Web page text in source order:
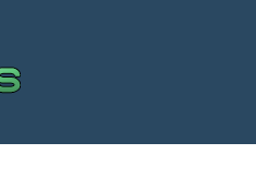
limpios
puntos